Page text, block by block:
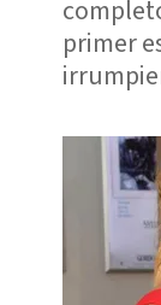
primer